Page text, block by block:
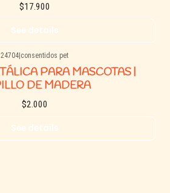
$17.900
See details
24704|consentidos pet
PARA MASCOTAS |
DE MADERA
$2.000
See details